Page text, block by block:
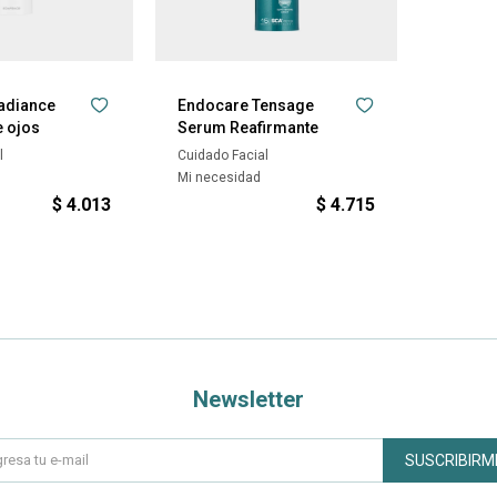
ojos
$ 4.013
Endocare Tensage
Serum Reafirmante
Cuidado Facial
Mi necesidad
$ 4.715
Newsletter